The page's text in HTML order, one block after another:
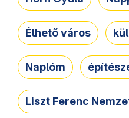
Élhető város
Naplóm
Liszt Ferenc